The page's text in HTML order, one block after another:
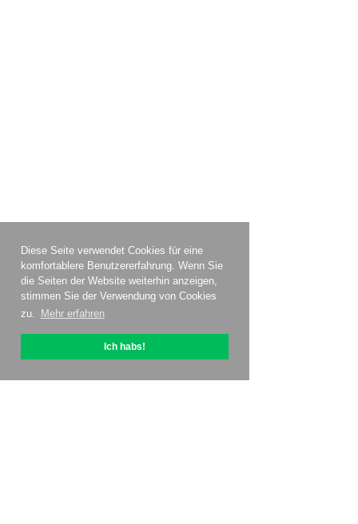
Diese Seite verwendet Cookies für eine
komfortablere Benutzererfahrung. Wenn Sie
die Seiten der Website weiterhin anzeigen,
stimmen Sie der Verwendung von Cookies
zu.
Mehr erfahren
Ich habs!